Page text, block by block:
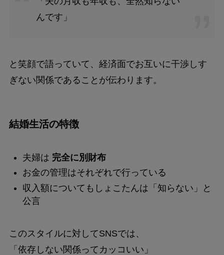
んです」
と笑顔で語っていて、経済面でお互いに干渉しす
ぎない関係であることが伝わります。
結婚生活の特徴
夫婦は 完全に別財布
お金の管理はそれぞれで行っている
収入額についてもしょこたんは「知らない」と
公言
このスタイルに対してSNSでは、
「依存しない関係ってカッコいい」